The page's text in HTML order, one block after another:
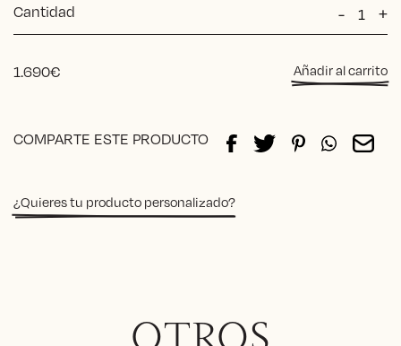
Cantidad
-
Mueble
TV
+
1.690€ Añadir al carrito
COMPARTE ESTE PRODUCTO
¿Quieres tu producto personalizado?